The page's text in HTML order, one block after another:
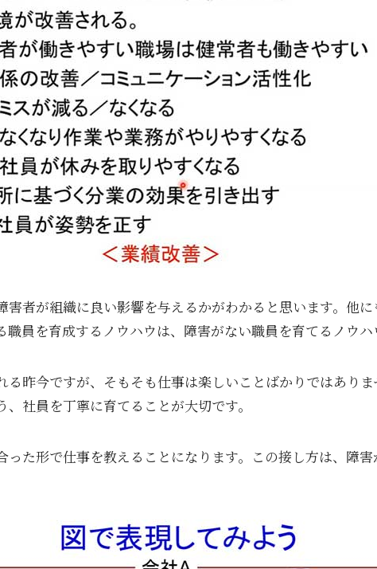
害者が組織に良い影響を与えるかがわかると思います。他
員を育成するノウハウは、障害がない職員を育てるノウハ
る昨今ですが、そもそも仕事は楽しいことばかりではあり
社員を丁寧に育てることが大切です。
った形で仕事を教えることになります。この接し方は、障